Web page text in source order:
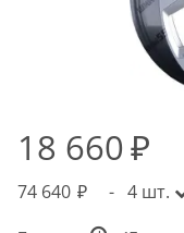
18 660
74 640 - 4 шт.